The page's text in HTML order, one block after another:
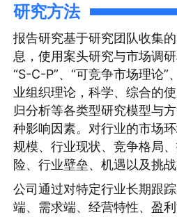
研究方法
报告研究基于研究团队收集
息，使用案头研究与市场调
“S-C-P”、“可竞争市场理论”
业组织理论，科学、综合的
归分析等各类型研究模型与
种影响因素。对行业的市场
规模、行业现状、竞争格局
险、行业壁垒、机遇以及挑战
公司通过对特定行业长期跟
端、需求端、经营特性、盈